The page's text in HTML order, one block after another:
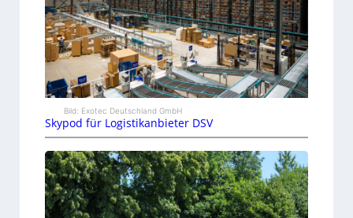
Bild: Exotec Deutschland GmbH
Skypod für Logistikanbieter DSV